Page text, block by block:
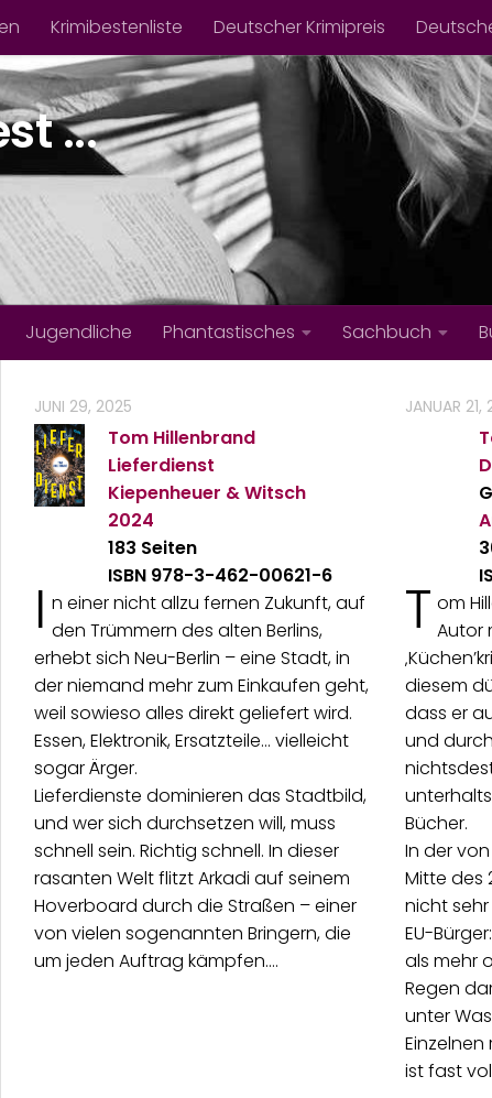
Krimibestenliste Deutscher Krimipreis
...
Jugendliche Phantastisches Sachbuch
JUNI 29, 2025
Tom Hillenbrand
Lieferdienst
Kiepenheuer & Witsch
2024
183 Seiten
ISBN 978-3-462-00621-6
I n einer nicht allzu fernen Zukunft, auf
den Trümmern des alten Berlins,
erhebt sich Neu-Berlin – eine Stadt, in
der niemand mehr zum Einkaufen geht,
weil sowieso alles direkt geliefert wird.
Essen, Elektronik, Ersatzteile… vielleicht
sogar Ärger.
Lieferdienste dominieren das Stadtbild,
und wer sich durchsetzen will, muss
schnell sein. Richtig schnell. In dieser
rasanten Welt flitzt Arkadi auf seinem
Hoverboard durch die Straßen – einer
von vielen sogenannten Bringern, die
um jeden Auftrag kämpfen.…
JANUAR 21,
T om
Autor
diesem
dass er
und
Bücher.
In der
Mitte des
nicht
EU-
als mehr
Regen
unter
ist fast